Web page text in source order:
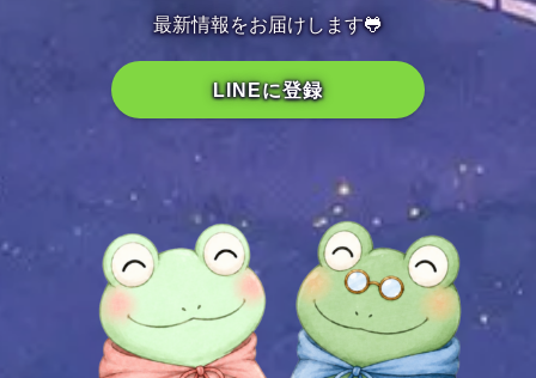
最新情報をお届けします🐸
LINEに登録